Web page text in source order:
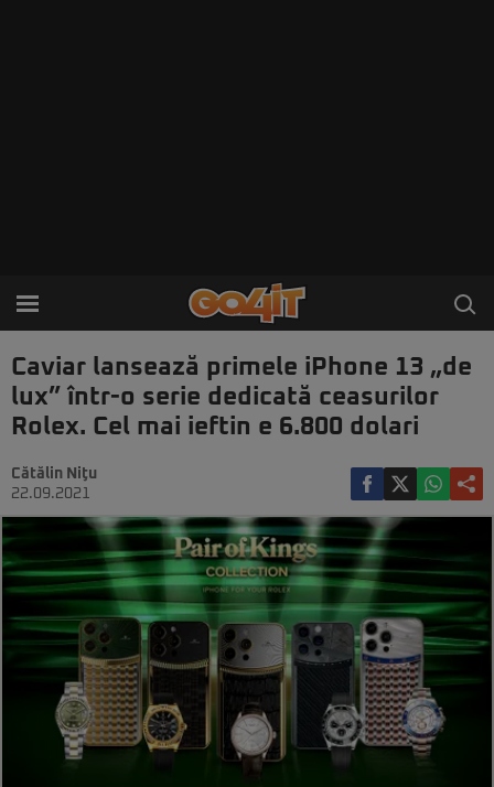
Caviar lansează primele iPhone 13 „de
lux” într-o serie dedicată ceasurilor
Rolex. Cel mai ieftin e 6.800 dolari
Cătălin Niţu
22.09.2021